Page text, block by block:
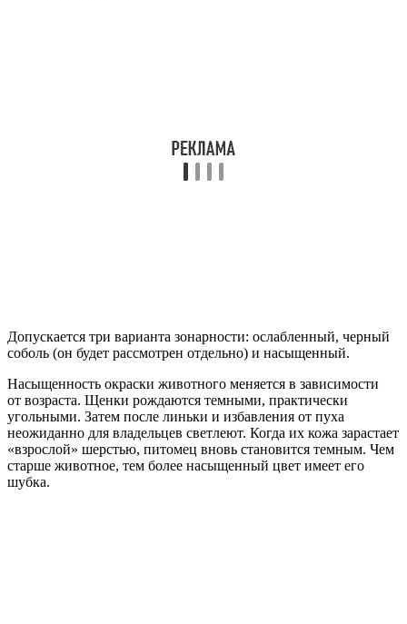
Допускается три варианта зонарности: ослабленный, черный
соболь (он будет рассмотрен отдельно) и насыщенный.
Насыщенность окраски животного меняется в зависимости
от возраста. Щенки рождаются темными, практически
угольными. Затем после линьки и избавления от пуха
неожиданно для владельцев светлеют. Когда их кожа зарастает
«взрослой» шерстью, питомец вновь становится темным. Чем
старше животное, тем более насыщенный цвет имеет его
шубка.